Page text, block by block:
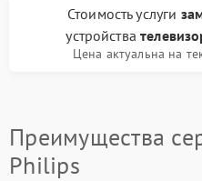
Стоимость услуги
устройства
Цена актуальна на
Преимущества
Philips